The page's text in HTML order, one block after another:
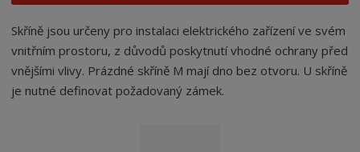
Skříně jsou určeny pro instalaci elektrického zařízení ve svém
vnitřním prostoru, z důvodů poskytnutí vhodné ochrany před
vnějšími vlivy. Prázdné skříně M mají dno bez otvoru. U skříně
je nutné definovat požadovaný zámek.